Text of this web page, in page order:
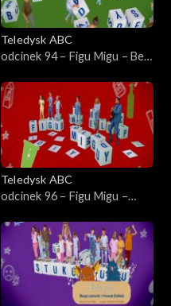
Teledysk ABC
odcinek 94 – Figu Migu – Bez
Teledysk ABC
odcinek 96 – Figu Migu –